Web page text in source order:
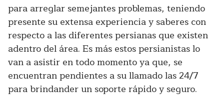
para arreglar semejantes problemas, teniendo
presente su extensa experiencia y saberes con
respecto a las diferentes persianas que existen
adentro del área. Es más estos persianistas lo
van a asistir en todo momento ya que, se
encuentran pendientes a su llamado las 24/7
para brindander un soporte rápido y seguro.